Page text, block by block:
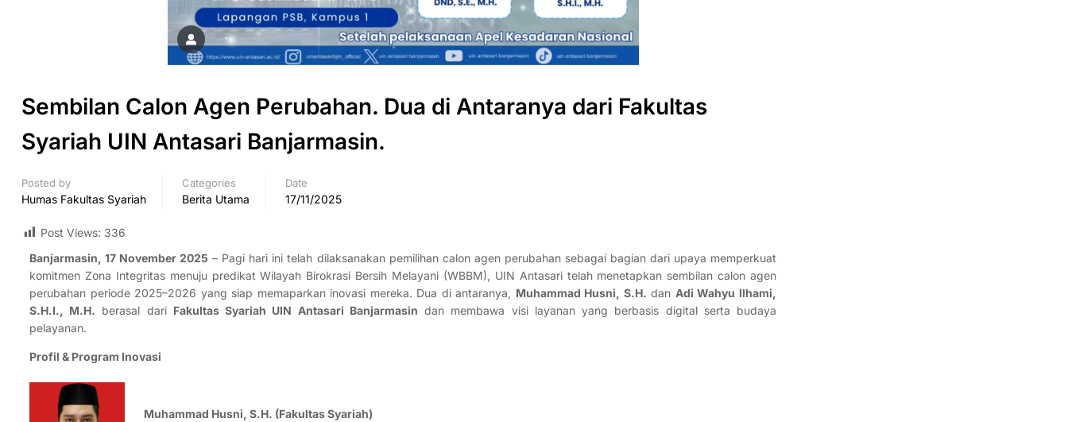
Sembilan Calon Agen Perubahan. Dua di Antaranya dari Fakultas
Syariah UIN Antasari Banjarmasin.
Posted by
Humas Fakultas Syariah
Categories
Berita Utama
Date
17/11/2025
Post Views: 336
Banjarmasin, 17 November 2025 – Pagi hari ini telah dilaksanakan pemilihan calon agen perubahan sebagai bagian dari upaya memperkuat
komitmen Zona Integritas menuju predikat Wilayah Birokrasi Bersih Melayani (WBBM), UIN Antasari telah menetapkan sembilan calon agen
perubahan periode 2025–2026 yang siap memaparkan inovasi mereka. Dua di antaranya, Muhammad Husni, S.H. dan Adi Wahyu Ilhami,
S.H.I., M.H. berasal dari Fakultas Syariah UIN Antasari Banjarmasin dan membawa visi layanan yang berbasis digital serta budaya
pelayanan.
Profil & Program Inovasi
Muhammad Husni, S.H. (Fakultas Syariah)